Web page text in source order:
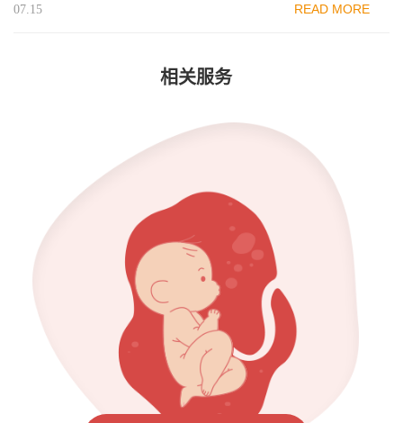
07.15 READ MORE
相关服务